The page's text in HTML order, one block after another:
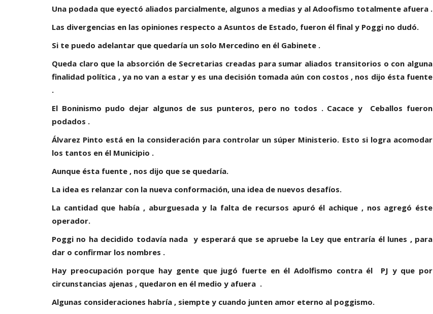
Una podada que eyectó aliados parcialmente, algunos a medias y al Adoofismo totalmente afuera .
Las divergencias en las opiniones respecto a Asuntos de Estado, fueron él final y Poggi no dudó.
Si te puedo adelantar que quedaría un solo Mercedino en él Gabinete .
Queda claro que la absorción de Secretarias creadas para sumar aliados transitorios o con alguna
finalidad política , ya no van a estar y es una decisión tomada aún con costos , nos dijo ésta fuente
.
El Boninismo pudo dejar algunos de sus punteros, pero no todos . Cacace y Ceballos fueron
podados .
Álvarez Pinto está en la consideración para controlar un súper Ministerio. Esto si logra acomodar
los tantos en él Municipio .
Aunque ésta fuente , nos dijo que se quedaría.
La idea es relanzar con la nueva conformación, una idea de nuevos desafíos.
La cantidad que había , aburguesada y la falta de recursos apuró él achique , nos agregó éste
operador.
Poggi no ha decidido todavía nada y esperará que se apruebe la Ley que entraría él lunes , para
dar o confirmar los nombres .
Hay preocupación porque hay gente que jugó fuerte en él Adolfismo contra él PJ y que por
circunstancias ajenas , quedaron en él medio y afuera .
Algunas consideraciones habría , siempte y cuando junten amor eterno al poggismo.